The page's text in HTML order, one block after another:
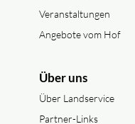
Veranstaltungen
Angebote vom Hof
Über uns
Über Landservice
Partner-Links